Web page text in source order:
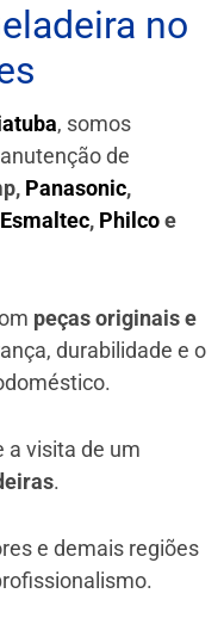
no
, somos
de
Panasonic,
Esmaltec, Philcoe
peças originais e
durabilidade e o
a visita de um
.
e demais regiões